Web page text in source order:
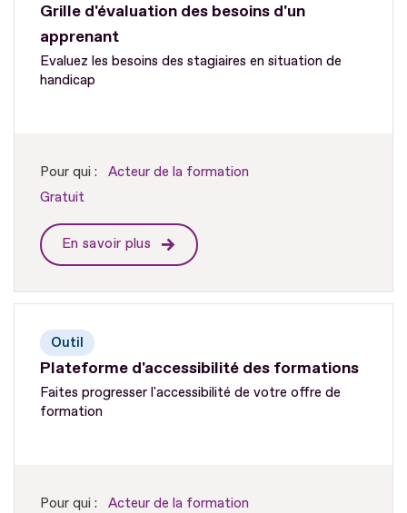
Grille d'évaluation des besoins d'un
apprenant
Evaluez les besoins des stagiaires en situation de
handicap
Pour qui :
Acteur de la formation
Gratuit
En savoir plus
Plateforme d'accessibilité des formations
Outil
Faites progresser l'accessibilité de votre offre de
formation
Pour qui :
Acteur de la formation